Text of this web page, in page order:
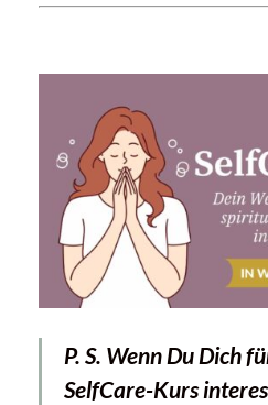
P. S. Wenn Du Dich
SelfCare-Kurs